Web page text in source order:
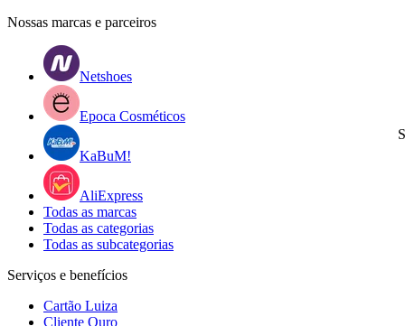
Nossas marcas e parceiros
Netshoes
Epoca Cosméticos
KaBuM!
AliExpress
Todas as marcas
Todas as categorias
Todas as subcategorias
Serviços e benefícios
Cartão Luiza
Cliente Ouro